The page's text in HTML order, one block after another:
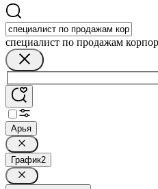
специалист по продажам
Арья
График2